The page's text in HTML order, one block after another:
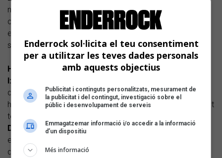
més cap a l’hivern, però la vibra seria diferent, seria alguna
cosa més trista. A més, el nostre estil i el to que ha agafat
el projecte ja ens encaixa amb aquesta època de calor i
solet.
Heu fet canvis en el directe d’aquesta nova gira?
I:
directe, perquè hem vist què mou més a la gent. També
hem treballat els moviments a l’escenari per no anar saltant
tota l’estona.
D:
La idea és que tot això pugui anar evolucionant, perquè
evidentment amb més pressupost també podrem fer més
dalt l’escenari. Però per ara ho hem fet el millor que hem
Enderrock sol·licita el teu consentiment
per a utilitzar les teves dades personals
amb aquests objectius
Publicitat i continguts personalitzats, mesurament de
la publicitat i del contingut, investigació sobre el
públic i desenvolupament de serveis
Emmagatzemar informació i/o accedir a la informació
d’un dispositiu
Més informació